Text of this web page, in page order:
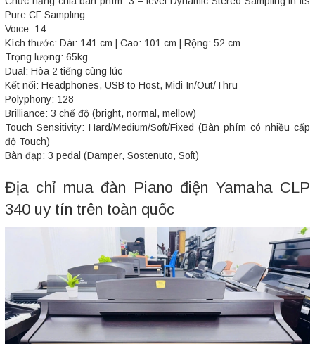
Pure CF Sampling
Voice: 14
Kích thước: Dài: 141 cm | Cao: 101 cm | Rộng: 52 cm
Trọng lượng: 65kg
Dual: Hòa 2 tiếng cùng lúc
Kết nối: Headphones, USB to Host, Midi In/Out/Thru
Polyphony: 128
Brilliance: 3 chế độ (bright, normal, mellow)
Touch Sensitivity: Hard/Medium/Soft/Fixed (Bàn phím có nhiều cấp
độ Touch)
Bàn đạp: 3 pedal (Damper, Sostenuto, Soft)
Địa chỉ mua đàn Piano điện Yamaha CLP
340 uy tín trên toàn quốc